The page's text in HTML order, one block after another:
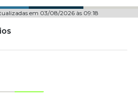
em 03/08/2026 às 09:18